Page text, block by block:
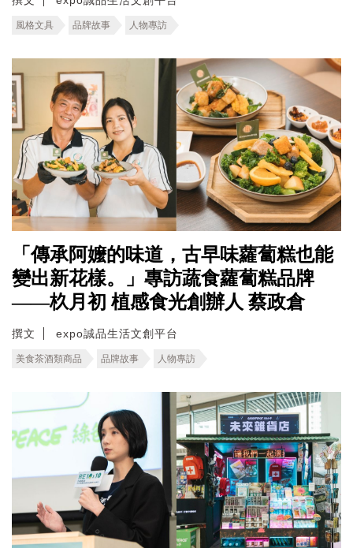
風格文具 品牌故事 人物專訪
「傳承阿嬤的味道，古早味蘿蔔糕也能
變出新花樣。」專訪蔬食蘿蔔糕品牌
——杦月初 植感食光創辦人 蔡政倉
撰文 expo誠品生活文創平台
美食茶酒類商品 品牌故事 人物專訪